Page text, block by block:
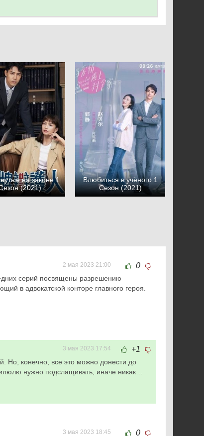
на законе 1
(2021)
Влюбиться в учёного 1
Сезон (2021)
2 мая 2023 21:00 0
серий посвящены разрешению
в адвокатской конторе главного героя.
3 мая 2023 17:54 +1
Но, конечно, все это можно донести до
нужно подслащивать, иначе никак…
3 мая 2023 18:45 0